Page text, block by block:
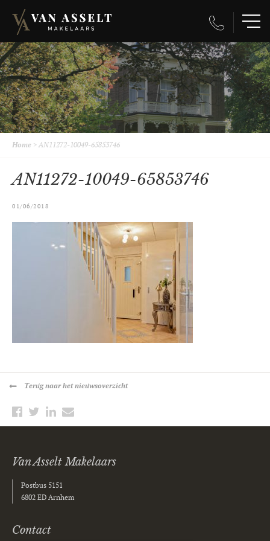
Home >AN11272-10049-65853746
AN11272-10049-65853746
01/06/2018
Terugnaar het nieuwsoverzicht
Van Asselt Makelaars
Postbus 5151
6802 ED Arnhem
Contact